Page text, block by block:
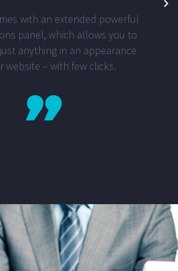
with an extended powerful
panel, which allows you to
anything in an appearance
website – with few clicks.
